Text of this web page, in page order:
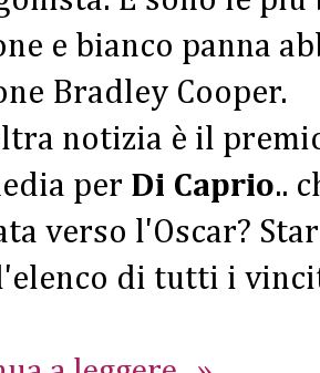
e bianco panna
Bradley Cooper.
notizia è il
per Di Caprio..
verso l'Oscar?
di tutti i